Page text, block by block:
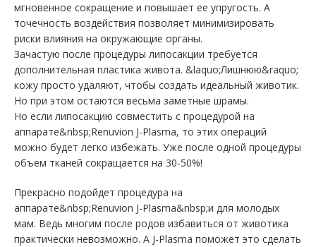
мгновенное сокращение и повышает ее упругость. А
точечность воздействия позволяет минимизировать
риски влияния на окружающие органы.
Зачастую после процедуры липосакции требуется
дополнительная пластика живота. &laquo;Лишнюю&raquo;
кожу просто удаляют, чтобы создать идеальный животик.
Но при этом остаются весьма заметные шрамы.
Но если липосакцию совместить с процедурой на
аппарате&nbsp;Renuvion J-Plasma, то этих операций
можно будет легко избежать. Уже после одной процедуры
объем тканей сокращается на 30-50%!
Прекрасно подойдет процедура на
аппарате&nbsp;Renuvion J-Plasma&nbsp;и для молодых
мам. Ведь многим после родов избавиться от животика
практически невозможно. А J-Plasma поможет это сделать